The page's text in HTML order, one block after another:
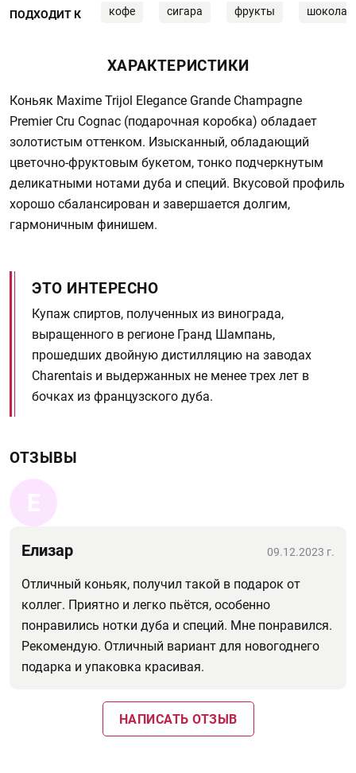
ПОДХОДИТ К кофе сигара фрукты шоколад
ХАРАКТЕРИСТИКИ
Коньяк Maxime Trijol Elegance Grande Champagne
Premier Cru Cognac (подарочная коробка) обладает
золотистым оттенком. Изысканный, обладающий
цветочно-фруктовым букетом, тонко подчеркнутым
деликатными нотами дуба и специй. Вкусовой профиль
хорошо сбалансирован и завершается долгим,
гармоничным финишем.
ЭТО ИНТЕРЕСНО
Купаж спиртов, полученных из винограда,
выращенного в регионе Гранд Шампань,
прошедших двойную дистилляцию на заводах
Charentais и выдержанных не менее трех лет в
бочках из французского дуба.
ОТЗЫВЫ
Е
Елизар 09.12.2023 г.
Отличный коньяк, получил такой в подарок от
коллег. Приятно и легко пьётся, особенно
понравились нотки дуба и специй. Мне понравился.
Рекомендую. Отличный вариант для новогоднего
подарка и упаковка красивая.
НАПИСАТЬ ОТЗЫВ